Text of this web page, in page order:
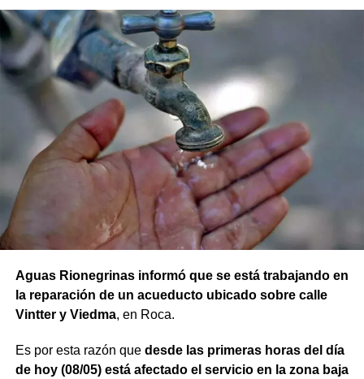
Aguas Rionegrinas informó que se está trabajando en
la reparación de un acueducto ubicado sobre calle
Vintter y Viedma, en Roca.
Es por esta razón que desde las primeras horas del día
de hoy (08/05) está afectado el servicio en la zona baja